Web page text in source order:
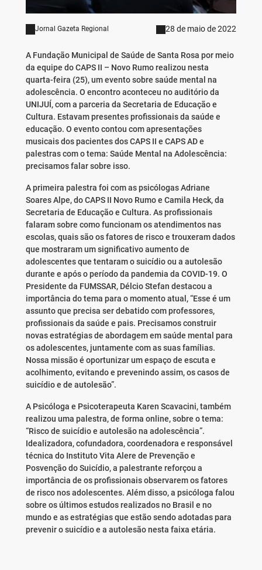
Jornal Gazeta Regional 28 de maio de 2022
A Fundação Municipal de Saúde de Santa Rosa por meio
da equipe do CAPS II – Novo Rumo realizou nesta
quarta-feira (25), um evento sobre saúde mental na
adolescência. O encontro aconteceu no auditório da
UNIJUÍ, com a parceria da Secretaria de Educação e
Cultura. Estavam presentes profissionais da saúde e
educação. O evento contou com apresentações
musicais dos pacientes dos CAPS II e CAPS AD e
palestras com o tema: Saúde Mental na Adolescência:
precisamos falar sobre isso.
A primeira palestra foi com as psicólogas Adriane
Soares Alpe, do CAPS II Novo Rumo e Camila Heck, da
Secretaria de Educação e Cultura. As profissionais
falaram sobre como funcionam os atendimentos nas
escolas, quais são os fatores de risco e trouxeram dados
que mostraram um significativo aumento de
adolescentes que tentaram o suicídio ou a autolesão
durante e após o período da pandemia da COVID-19. O
Presidente da FUMSSAR, Délcio Stefan destacou a
importância do tema para o momento atual, “Esse é um
assunto que precisa ser debatido com professores,
profissionais da saúde e pais. Precisamos construir
novas estratégias de abordagem em saúde mental para
os adolescentes, juntamente com as suas famílias.
Nossa missão é oportunizar um espaço de escuta e
acolhimento, evitando e prevenindo assim, os casos de
suicídio e de autolesão”.
A Psicóloga e Psicoterapeuta Karen Scavacini, também
realizou uma palestra, de forma online, sobre o tema:
“Risco de suicídio e autolesão na adolescência”.
Idealizadora, cofundadora, coordenadora e responsável
técnica do Instituto Vita Alere de Prevenção e
Posvenção do Suicídio, a palestrante reforçou a
importância de os profissionais observarem os fatores
de risco nos adolescentes. Além disso, a psicóloga falou
sobre os últimos estudos realizados no Brasil e no
mundo e as estratégias que estão sendo adotadas para
prevenir o suicídio e a autolesão nesta faixa etária.